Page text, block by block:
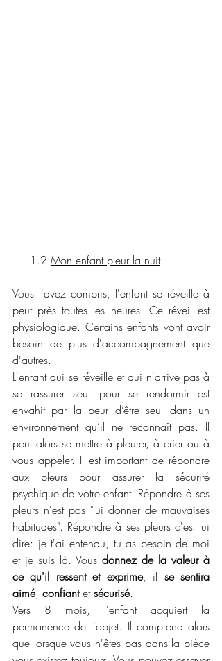
     1.2
Mon enfant pleur la nuit
Vous l'avez compris, l'enfant se réveille à
peut près toutes les heures. Ce réveil est
physiologique. Certains enfants vont avoir
besoin de plus d'accompagnement que
d'autres.
L'enfant qui se réveille et qui n'arrive pas à
se rassurer seul pour se rendormir est
envahit par la peur d’être seul dans un
environnement qu’il ne reconnaît pas. Il
peut alors se mettre à pleurer, à crier ou à
vous appeler. Il est important de répondre
aux pleurs pour assurer la sécurité
psychique de votre enfant. Répondre à ses
pleurs n'est pas "lui donner de mauvaises
habitudes". Répondre à ses pleurs c'est lui
dire: je t'ai entendu, tu as besoin de moi
et je suis là. Vous donnez de la valeur à
ce qu'il ressent et exprime, il se sentira
aimé, confiant et sécurisé.
Vers 8 mois, l'enfant acquiert la
permanence de l'objet. Il comprend alors
que lorsque vous n'êtes pas dans la pièce